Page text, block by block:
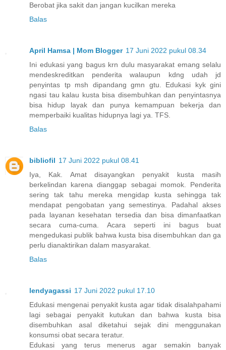
Berobat jika sakit dan jangan kucilkan mereka
Balas
April Hamsa | Mom Blogger 17 Juni 2022 pukul 08.34
Ini edukasi yang bagus krn dulu masyarakat emang selalu
mendeskreditkan penderita walaupun kdng udah jd
penyintas tp msh dipandang gmn gtu. Edukasi kyk gini
ngasi tau kalau kusta bisa disembuhkan dan penyintasnya
bisa hidup layak dan punya kemampuan bekerja dan
memperbaiki kualitas hidupnya lagi ya. TFS.
Balas
bibliofil 17 Juni 2022 pukul 08.41
Iya, Kak. Amat disayangkan penyakit kusta masih
berkelindan karena dianggap sebagai momok. Penderita
sering tak tahu mereka mengidap kusta sehingga tak
mendapat pengobatan yang semestinya. Padahal akses
pada layanan kesehatan tersedia dan bisa dimanfaatkan
secara cuma-cuma. Acara seperti ini bagus buat
mengedukasi publik bahwa kusta bisa disembuhkan dan ga
perlu dianaktirikan dalam masyarakat.
Balas
lendyagassi 17 Juni 2022 pukul 17.10
Edukasi mengenai penyakit kusta agar tidak disalahpahami
lagi sebagai penyakit kutukan dan bahwa kusta bisa
disembuhkan asal diketahui sejak dini menggunakan
konsumsi obat secara teratur.
Edukasi yang terus menerus agar semakin banyak